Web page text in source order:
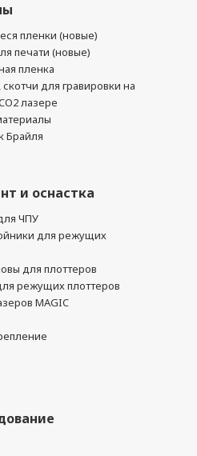
пленки (новые)
печати (новые)
пленка
для гравировки на
лазере
Брайля
и оснастка
ЧПУ
для режущих
для плоттеров
режущих плоттеров
MAGIC